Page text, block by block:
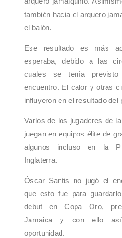
también hacia el arquero
el balón.
Ese resultado es más
esperaba, debido a las
cuales se tenía
encuentro. El calor y otras
influyeron en el resultado del
Varios de los jugadores de
juegan en equipos élite de
algunos incluso en la
Inglaterra.
Óscar Santis no jugó el
que esto fue para
debut en Copa Oro,
Jamaica y con ello
oportunidad.